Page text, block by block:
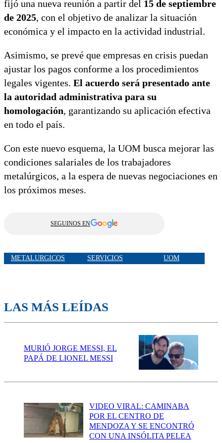
fijó una nueva reunión a partir del 15 de septiembre
de 2025, con el objetivo de analizar la situación
económica y el impacto en la actividad industrial.
Asimismo, se prevé que empresas en crisis puedan
ajustar los pagos conforme a los procedimientos
legales vigentes. El acuerdo será presentado ante
la autoridad administrativa para su
homologación, garantizando su aplicación efectiva
en todo el país.
Con este nuevo esquema, la UOM busca mejorar las
condiciones salariales de los trabajadores
metalúrgicos, a la espera de nuevas negociaciones en
los próximos meses.
SEGUINOS EN
METALURGICOS SERVICIOS UOM
LAS MÁS LEÍDAS
MURIÓ JORGE MESSI, EL
PAPÁ DE LIONEL MESSI
VIDEO VIRAL: CAMINABA
POR EL CENTRO DE
MENDOZA Y SE ENCONTRÓ
CON UNA INSÓLITA PELEA